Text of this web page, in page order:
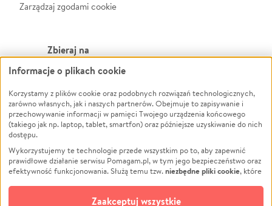
Zarządzaj zgodami cookie
Zbieraj na
Leczenie
Zwierzęta
Pożar
Ukraina
Pomoc Finansowa
Projekty
Pogrzeb
Powódź
Wichura
NGO
Edukacja
Podróż
Impreza
Informacje o plikach cookie
Korzystamy z plików cookie oraz podobnych rozwiązań technologicznych,
zarówno własnych, jak i naszych partnerów. Obejmuje to zapisywanie i
przechowywanie informacji w pamięci Twojego urządzenia końcowego
(takiego jak np. laptop, tablet, smartfon) oraz późniejsze uzyskiwanie do nich
dostępu.
Wykorzystujemy te technologie przede wszystkim po to, aby zapewnić
prawidłowe działanie serwisu Pomagam.pl, w tym jego bezpieczeństwo oraz
efektywność funkcjonowania. Służą temu tzw.niezbędne pliki cookie, które
opcjonalnych plików cookie
Zaakceptuj wszystkie